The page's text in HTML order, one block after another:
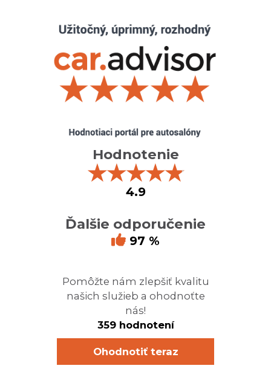
Hodnotenie
★★★★★
4.9
Ďalšie odporučenie
97 %
Pomôžte nám zlepšiť kvalitu
našich služieb a ohodnoťte
nás!
359 hodnotení
Ohodnotiť teraz